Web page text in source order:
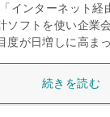
インターネット経
ソフトを使い企業
度が日増しに高ま
続きを読む